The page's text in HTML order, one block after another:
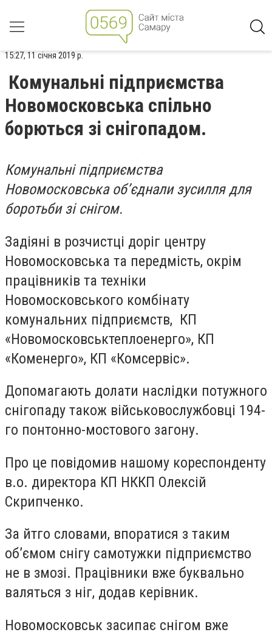
15:27, 11 січня 2019 р.
Комунальні підприємства
Новомосковська спільно
борються зі снігопадом.
Комунальні підприємства
Новомосковська об’єднали зусилля для
боротьби зі снігом.
Задіяні в розчистці доріг центру
Новомосковська та передмість, окрім
працівників та техніки
Новомосковського комбінату
комунальних підприємств, КП
«Новомосковськтеплоенерго», КП
«Коменерго», КП «Комсервіс».
Допомагають долати наслідки потужного
снігопаду також військовослужбовці 194-
го понтонно-мостового загону.
Про це повідомив нашому кореспонденту
в.о. директора КП НККП Олексій
Скрипченко.
За йтго словами, впоратися з таким
об’ємом снігу самотужки підприємство
не в змозі. Працівники вже буквально
валяться з ніг, додав керівник.
Новомосковськ засипає снігом вже